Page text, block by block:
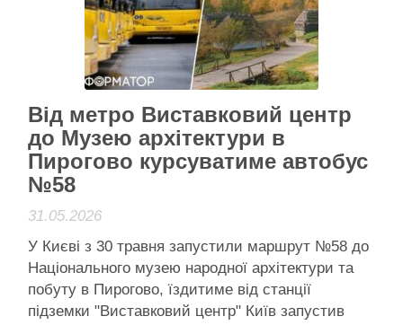
забудову земельної ділянки під льодовою …
Читати далі
Активісти району
Від метро Виставковий центр
до Музею архітектури в
Пирогово курсуватиме автобус
№58
31.05.2026
У Києві з 30 травня запустили маршрут №58 до
Національного музею народної архітектури та
побуту в Пирогово, їздитиме від станції
підземки "Виставковий центр" Київ запустив